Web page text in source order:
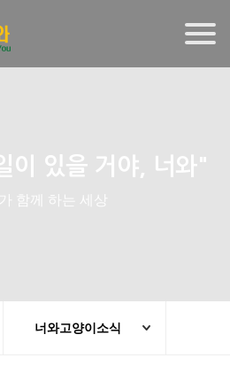
이 있을 거야, 너와"
함께 하는 세상
너와고양이소식